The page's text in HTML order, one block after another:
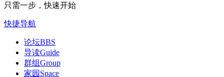
只需一步，快速开始
快捷导航
论坛BBS
导读Guide
群组Group
家园 Space